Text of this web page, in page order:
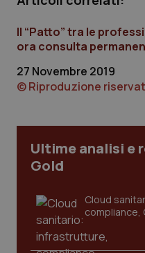
Calabria
Campania
Emilia-Romagna
Lazio
Lombardia
Asma & BPCO
Car-T
Colesterolo &
Diabete &
Dolore
Il “Patto” tra le
ora consulta
27 Novembre 2019
© Riproduzione
Ultime analisi e
Gold
Cloud
compliance,